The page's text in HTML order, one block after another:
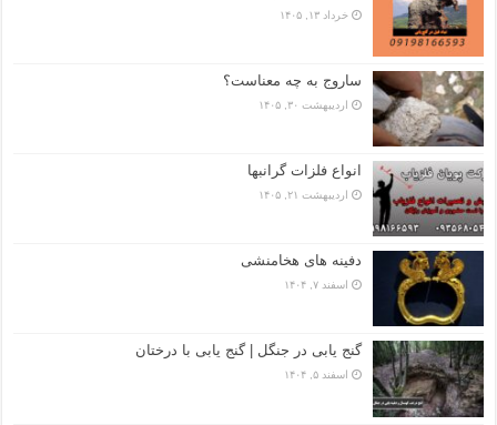
خرداد ۱۳, ۱۴۰۵
ساروج به چه معناست؟
اردیبهشت ۳۰, ۱۴۰۵
انواع فلزات گرانبها
اردیبهشت ۲۱, ۱۴۰۵
دفینه های هخامنشی
اسفند ۷, ۱۴۰۴
گنج یابی در جنگل | گنج یابی با درختان
اسفند ۵, ۱۴۰۴